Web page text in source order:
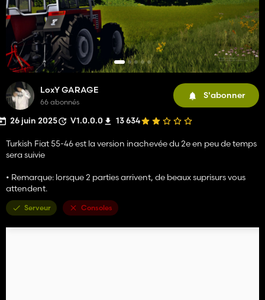
LoxY GARAGE
66 abonnés
S'abonner
26 juin 2025 V1.0.0.0 13 634
Turkish Fiat 55-46 est la version inachevée du 2e en peu de temps
sera suivie
• Remarque: lorsque 2 parties arrivent, de beaux suprisurs vous
attendent.
Serveur Consoles